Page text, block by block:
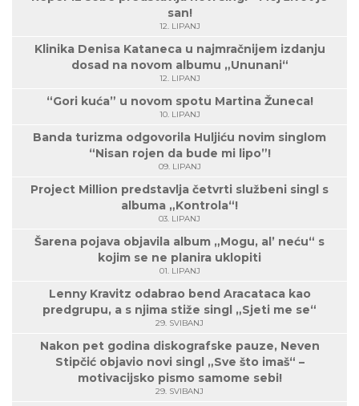
san!
12. LIPANJ
Klinika Denisa Kataneca u najmračnijem izdanju
dosad na novom albumu „Ununani“
12. LIPANJ
“Gori kuća” u novom spotu Martina Žuneca!
10. LIPANJ
Banda turizma odgovorila Huljiću novim singlom
“Nisan rojen da bude mi lipo”!
09. LIPANJ
Project Million predstavlja četvrti službeni singl s
albuma „Kontrola“!
03. LIPANJ
Šarena pojava objavila album „Mogu, al’ neću“ s
kojim se ne planira uklopiti
01. LIPANJ
Lenny Kravitz odabrao bend Aracataca kao
predgrupu, a s njima stiže singl „Sjeti me se“
29. SVIBANJ
Nakon pet godina diskografske pauze, Neven
Stipčić objavio novi singl „Sve što imaš“ –
motivacijsko pismo samome sebi!
29. SVIBANJ